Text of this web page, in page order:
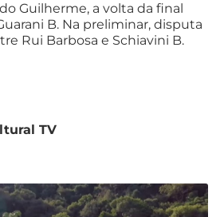
Guilherme, a volta da final
B. Na preliminar, disputa
Rui Barbosa e Schiavini B.
TV